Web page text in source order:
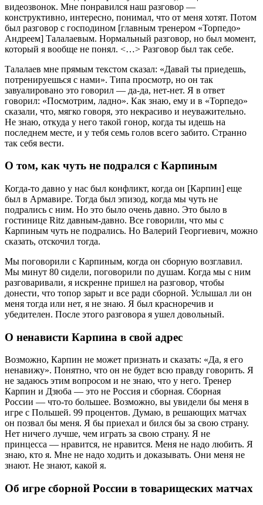
видеозвонок. Мне понравился наш разговор —
конструктивно, интересно, понимал, что от меня хотят. Потом
был разговор с господином [главным тренером «Торпедо»
Андреем] Талалаевым. Нормальный разговор, но был момент,
который я вообще не понял. <…> Разговор был так себе.
Талалаев мне прямым текстом сказал: «Давай ты приедешь,
потренируешься с нами». Типа просмотр, но он так
завуалировано это говорил — да-да, нет-нет. Я в ответ
говорил: «Посмотрим, ладно». Как знаю, ему и в «Торпедо»
сказали, что, мягко говоря, это некрасиво и неуважительно.
Не знаю, откуда у него такой гонор, когда ты идешь на
последнем месте, и у тебя семь голов всего забито. Странно
так себя вести.
О том, как чуть не подрался с Карпиным
Когда-то давно у нас был конфликт, когда он [Карпин] еще
был в Армавире. Тогда был эпизод, когда мы чуть не
подрались с ним. Но это было очень давно. Это было в
гостинице Ritz давным-давно. Все говорили, что мы с
Карпиным чуть не подрались. Но Валерий Георгиевич, можно
сказать, отскочил тогда.
Мы поговорили с Карпиным, когда он сборную возглавил.
Мы минут 80 сидели, поговорили по душам. Когда мы с ним
разговаривали, я искренне пришел на разговор, чтобы
донести, что топор зарыт и все ради сборной. Услышал ли он
меня тогда или нет, я не знаю. Я был красноречив и
убедителен. После этого разговора я ушел довольный.
О ненависти Карпина в свой адрес
Возможно, Карпин не может признать и сказать: «Да, я его
ненавижу». Понятно, что он не будет всю правду говорить. Я
не задаюсь этим вопросом и не знаю, что у него. Тренер
Карпин и Дзюба — это не Россия и сборная. Сборная
России — что-то большее. Возможно, вы увидели бы меня в
игре с Польшей. 99 процентов. Думаю, в решающих матчах
он позвал бы меня. Я бы приехал и бился бы за свою страну.
Нет ничего лучше, чем играть за свою страну. Я не
принцесса — нравится, не нравится. Меня не надо любить. Я
знаю, кто я. Мне не надо ходить и доказывать. Они меня не
знают. Не знают, какой я.
Об игре сборной России в товарищеских матчах